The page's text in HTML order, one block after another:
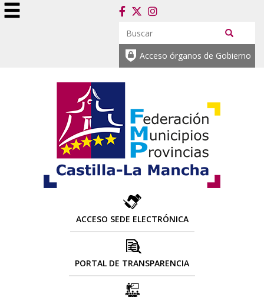
Acceso órganos de Gobierno
ACCESO SEDE ELECTRÓNICA
PORTAL DE TRANSPARENCIA